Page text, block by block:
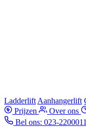
Ladderlift Aanhangerlift
Prijzen
Over ons
Bel ons: 023-2200011